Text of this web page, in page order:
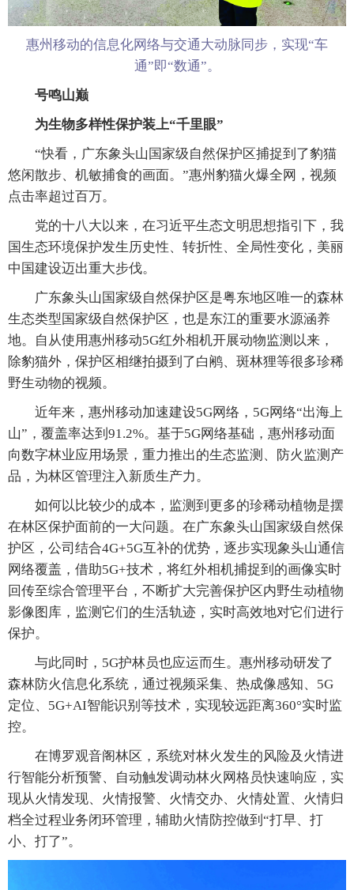
惠州移动的信息化网络与交通大动脉同步，实现“车
通”即“数通”。
号鸣山巅
为生物多样性保护装上“千里眼”
“快看，广东象头山国家级自然保护区捕捉到了豹猫
悠闲散步、机敏捕食的画面。”惠州豹猫火爆全网，视频
点击率超过百万。
党的十八大以来，在习近平生态文明思想指引下，我
国生态环境保护发生历史性、转折性、全局性变化，美丽
中国建设迈出重大步伐。
广东象头山国家级自然保护区是粤东地区唯一的森林
生态类型国家级自然保护区，也是东江的重要水源涵养
地。自从使用惠州移动5G红外相机开展动物监测以来，
除豹猫外，保护区相继拍摄到了白鹇、斑林狸等很多珍稀
野生动物的视频。
近年来，惠州移动加速建设5G网络，5G网络“出海上
山”，覆盖率达到91.2%。基于5G网络基础，惠州移动面
向数字林业应用场景，重力推出的生态监测、防火监测产
品，为林区管理注入新质生产力。
如何以比较少的成本，监测到更多的珍稀动植物是摆
在林区保护面前的一大问题。在广东象头山国家级自然保
护区，公司结合4G+5G互补的优势，逐步实现象头山通信
网络覆盖，借助5G+技术，将红外相机捕捉到的画像实时
回传至综合管理平台，不断扩大完善保护区内野生动植物
影像图库，监测它们的生活轨迹，实时高效地对它们进行
保护。
与此同时，5G护林员也应运而生。惠州移动研发了
森林防火信息化系统，通过视频采集、热成像感知、5G
定位、5G+AI智能识别等技术，实现较远距离360°实时监
控。
在博罗观音阁林区，系统对林火发生的风险及火情进
行智能分析预警、自动触发调动林火网格员快速响应，实
现从火情发现、火情报警、火情交办、火情处置、火情归
档全过程业务闭环管理，辅助火情防控做到“打早、打
小、打了”。